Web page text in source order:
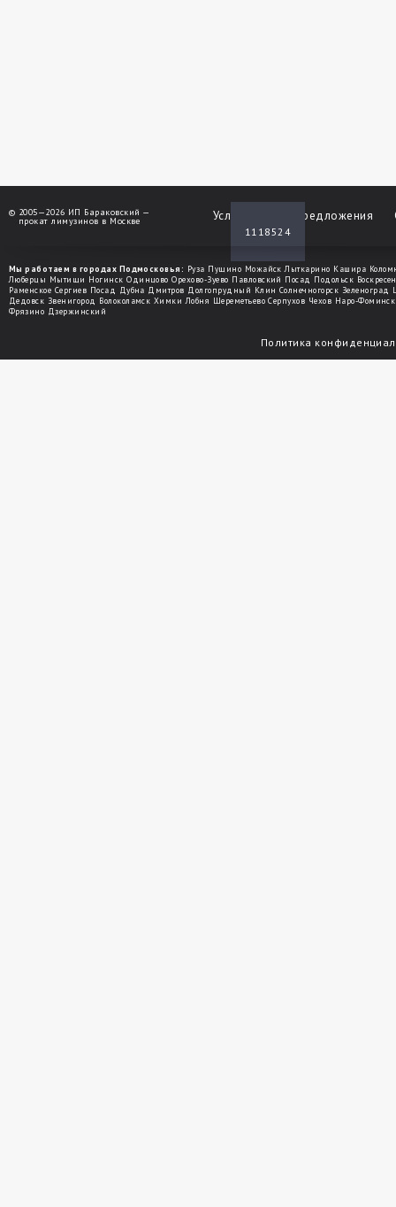
Услуги Спецпредложения
1118524
© 2005—2026 ИП Бараковский —
прокат лимузинов в Москве
Мы работаем в городах Подмосковья: Руза Пущино Можайск Лыткарино Кашира
Люберцы Мытищи Ногинск Одинцово Орехово-Зуево Павловский Посад Подольск
Раменское Сергиев Посад Дубна Дмитров Долгопрудный Клин Солнечногорск Зеленоград
Дедовск Звенигород Волоколамск Химки Лобня Шереметьево Серпухов Чехов Наро-Фоминск
Фрязино Дзержинский
Политика